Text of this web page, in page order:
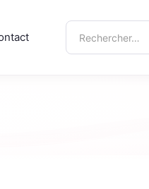
sur